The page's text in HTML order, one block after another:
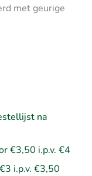
met geurige
na
€3,50 i.p.v. €4
i.p.v. €3,50